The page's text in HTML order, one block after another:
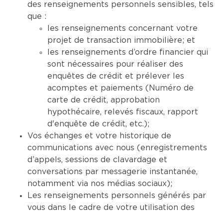
des renseignements personnels sensibles, tels
que :
les renseignements concernant votre
projet de transaction immobilière; et
les renseignements d’ordre financier qui
sont nécessaires pour réaliser des
enquêtes de crédit et prélever les
acomptes et paiements (Numéro de
carte de crédit, approbation
hypothécaire, relevés fiscaux, rapport
d'enquête de crédit, etc.);
Vos échanges et votre historique de
communications avec nous (enregistrements
d’appels, sessions de clavardage et
conversations par messagerie instantanée,
notamment via nos médias sociaux);
Les renseignements personnels générés par
vous dans le cadre de votre utilisation des